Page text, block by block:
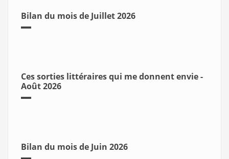
Bilan du mois de Juillet 2026
Ces sorties littéraires qui me donnent envie -
Août 2026
Bilan du mois de Juin 2026